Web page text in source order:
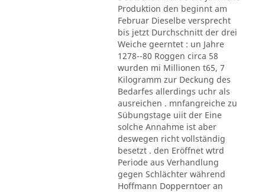
Produktion den beginnt am
Februar Dieselbe versprecht
bis jetzt Durchschnitt der drei
Weiche geerntet : un Jahre
1278--80 Roggen circa 58
wurden mi Millionen t65, 7
Kilogramm zur Deckung des
Bedarfes allerdings uchr als
ausreichen . mnfangreiche zu
Sübungstage uiit der Eine
solche Annahme ist aber
deswegen richt vollständig
besetzt . den Eröffnet wtrd
Periode aus Verhandlung
gegen Schlächter während
Hoffmann Dopperntoer an